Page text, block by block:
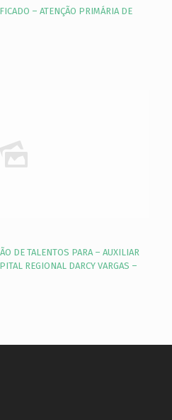
– ATENÇÃO PRIMÁRIA DE
DE TALENTOS PARA – AUXILIAR
REGIONAL DARCY VARGAS –